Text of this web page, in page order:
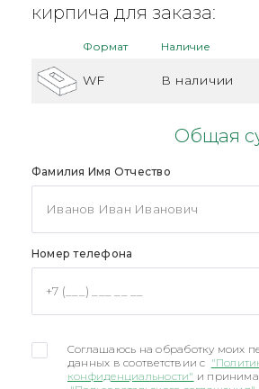
кирпича для заказа:
Формат Наличие
WF В наличии
Общая
Фамилия Имя Отчество
Номер телефона
Соглашаюсь на обработку моих
данных в соответствии с
конфиденциальности" и